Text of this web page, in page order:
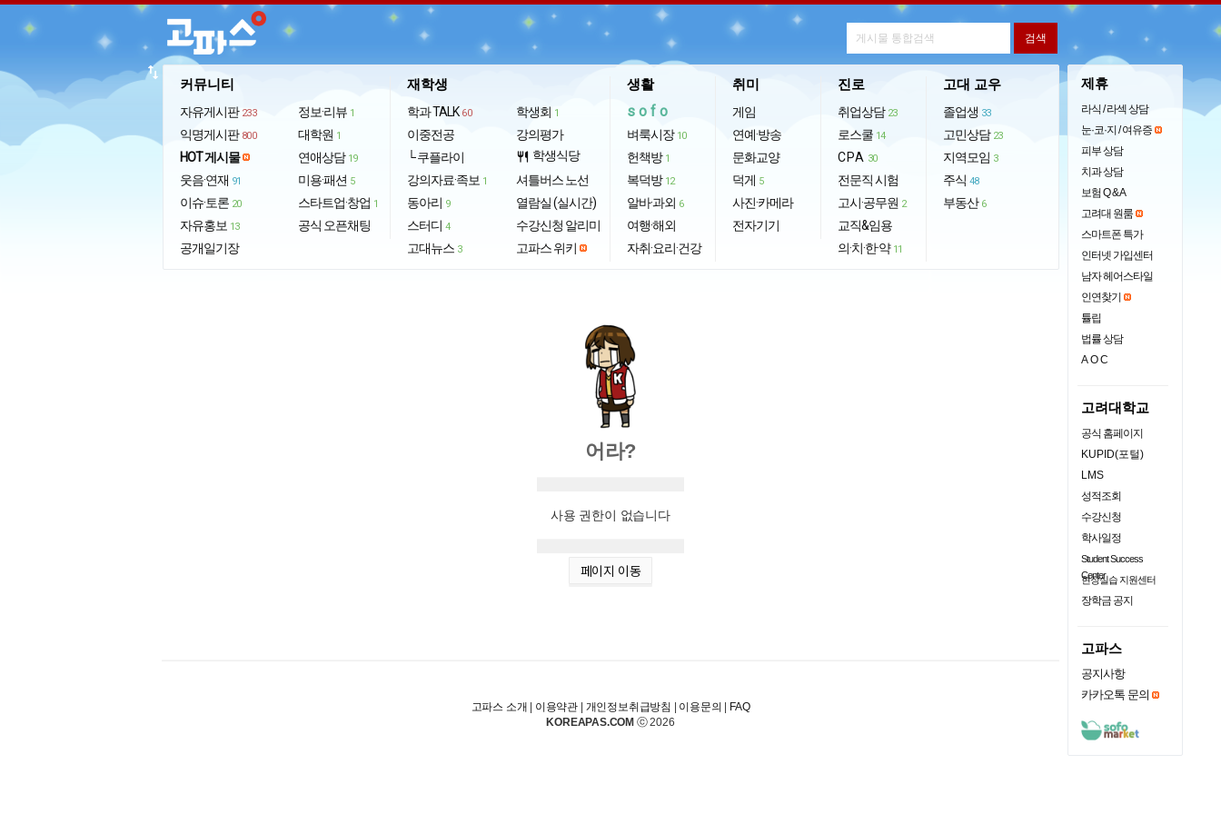
커뮤니티
자유게시판 233
익명게시판 800
HOT 게시물
웃음·연재 91
이슈·토론 20
자유홍보 13
공개일기장
정보·리뷰 1
대학원 1
연애상담 19
미용·패션 5
스타트업·창업 1
공식 오픈채팅
재학생
학과 TALK 60
이중전공
└ 쿠플라이
강의자료·족보 1
동아리 9
스터디 4
고대뉴스 3
학생회 1
강의평가
restaurant 학생식당
셔틀버스 노선
열람실 (실시간)
수강신청 알리미
고파스 위키
생활
sofo
벼룩시장 10
헌책방 1
복덕방 12
알바·과외 6
여행·해외
자취·요리·건강
취미
게임
연예·방송
문화교양
덕게 5
사진·카메라
전자기기
진로
취업상담 23
로스쿨 14
CPA 30
전문직 시험
고시·공무원 2
교직&임용
의·치·한·약 11
고대 교우
졸업생 33
고민상담 23
지역모임 3
주식 48
부동산 6
import_export
어라?
사용 권한이 없습니다
페이지 이동
제휴
라식 / 라섹 상담
눈·코·지 / 여유증
피부 상담
치과 상담
보험 Q & A
고려대 원룸
스마트폰 특가
인터넷 가입센터
남자 헤어스타일
인연찾기
튤립
법률 상담
AOC
고려대학교
공식 홈페이지
KUPID(포털)
LMS
성적조회
수강신청
학사일정
Student Success
Center
현장실습 지원센터
장학금 공지
고파스
공지사항
카카오톡 문의
고파스 소개 이용약관 개인정보취급방침 이용문의
FAQ
KOREAPAS.COM ⓒ 2026